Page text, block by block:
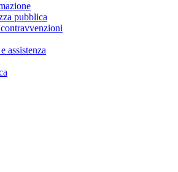
pubblica
assistenza